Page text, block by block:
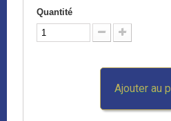
Quantité
Ajouter au